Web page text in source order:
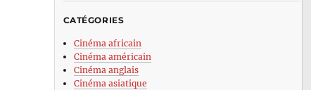
CATÉGORIES
Cinéma africain
Cinéma américain
Cinéma anglais
Cinéma asiatique